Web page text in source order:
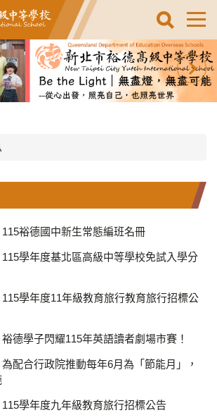
115裕德國中新生常態編班名冊
115學年度基北區高級中等學校免試入學分
115學年度11年級教育旅行教育旅行招標公
德學子閃耀115年英語讀者劇場市賽！
為配合行政院推動每年6月為「節能月」，
115學年度九年級教育旅行招標公告